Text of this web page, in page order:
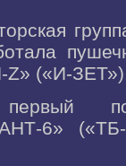
Z» («И-
6» («ТБ-